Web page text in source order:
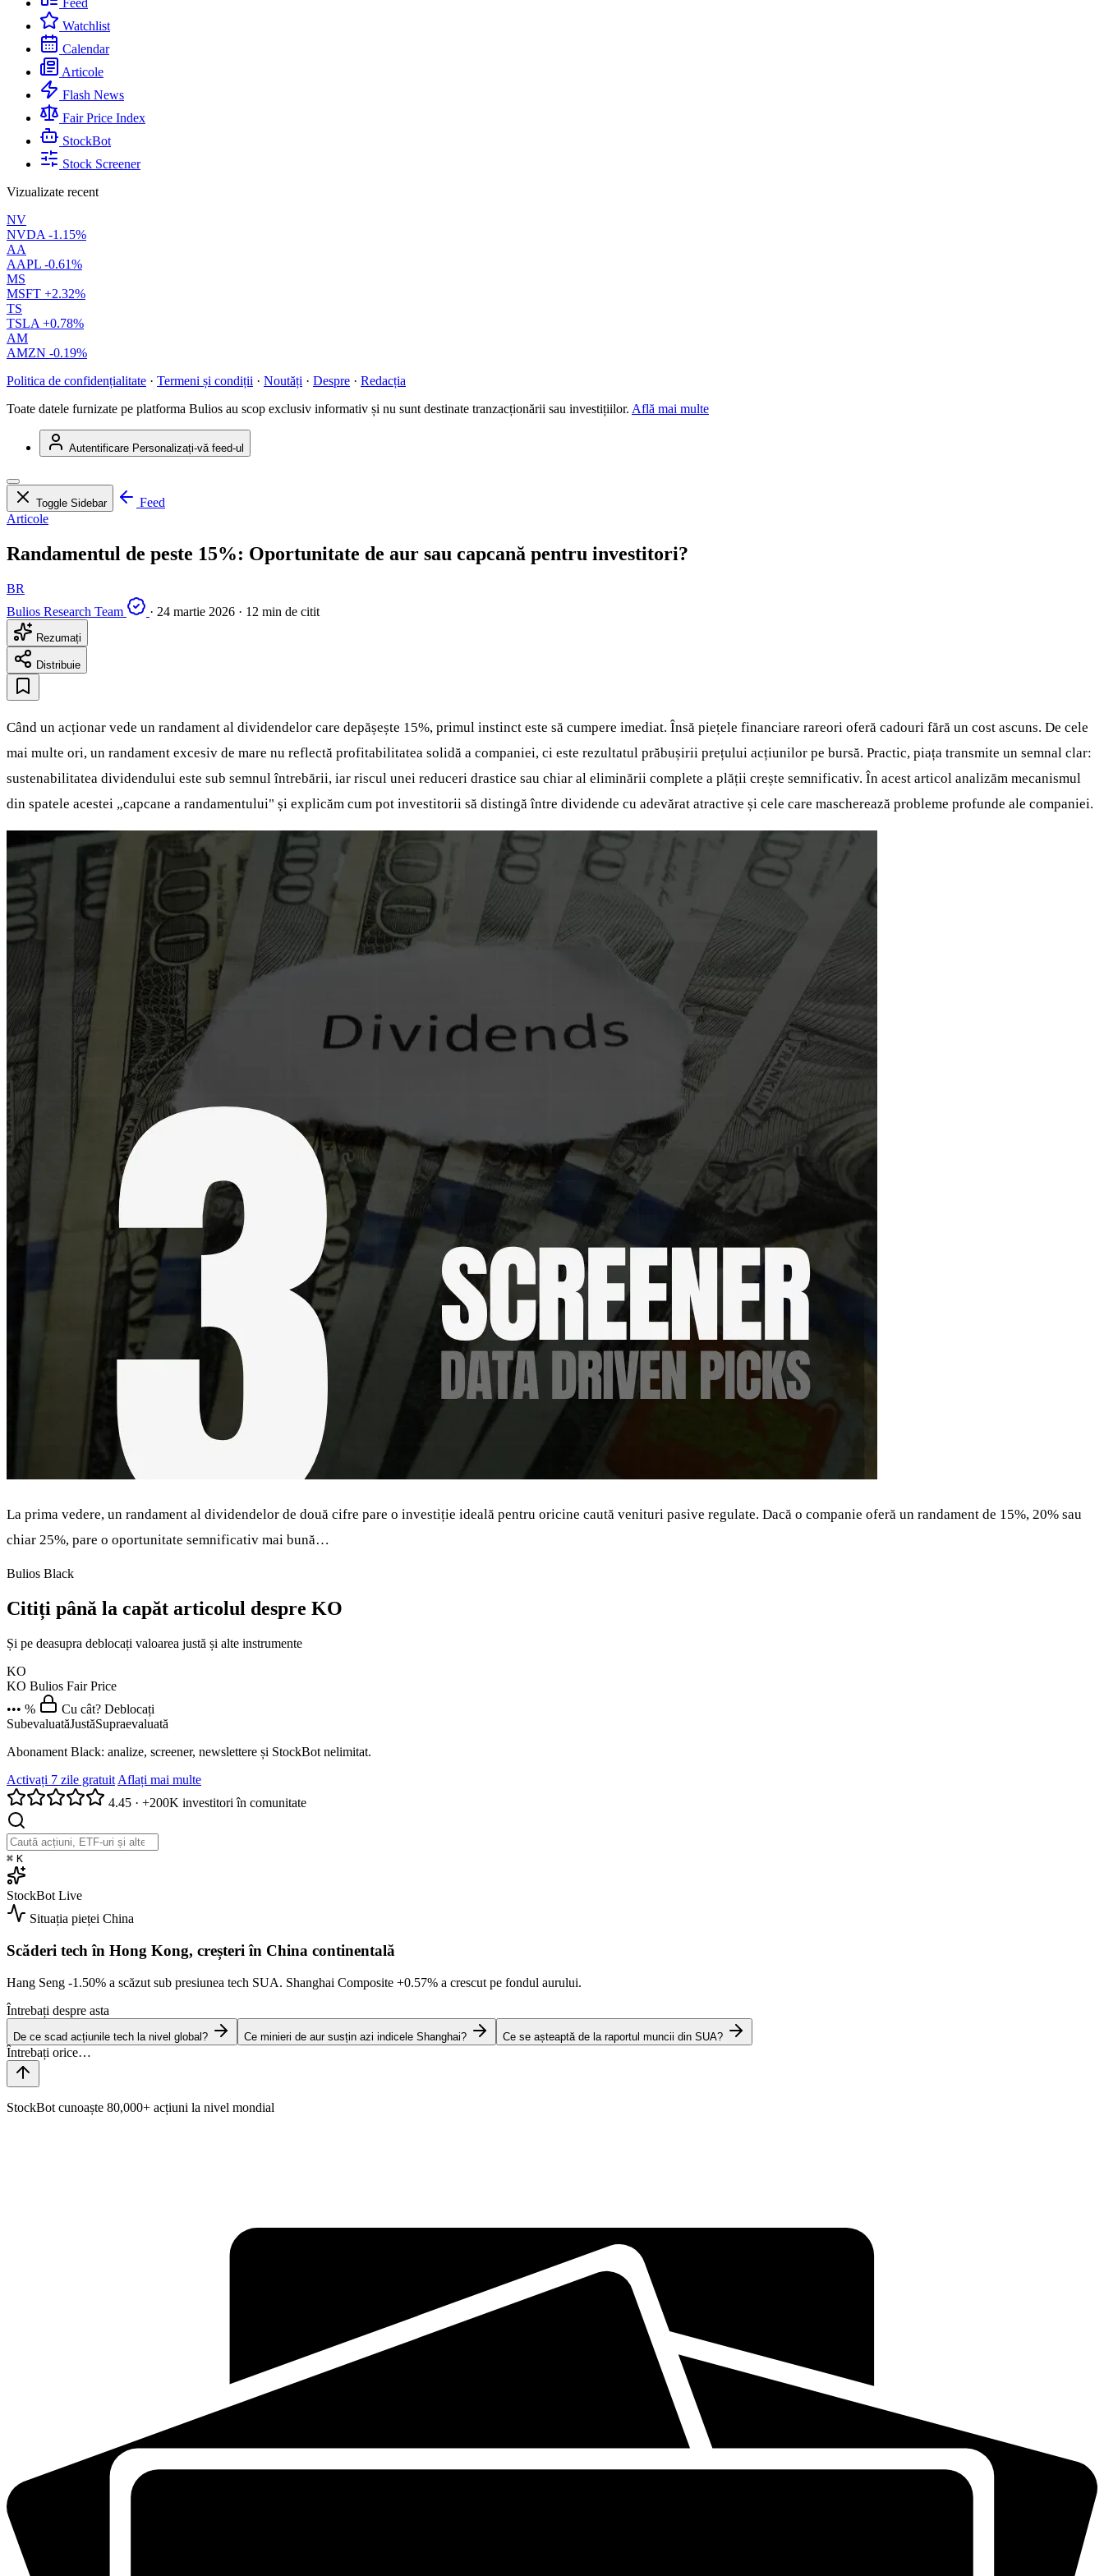
Feed
Watchlist
Calendar
Articole
Flash News
Fair Price Index
StockBot
Stock Screener
Vizualizate recent
NV
NVDA -1.15%
AA
AAPL -0.61%
MS
MSFT +2.32%
TS
TSLA +0.78%
AM
AMZN -0.19%
Politica de confidențialitate · Termeni și condiții · Noutăți · Despre · Redacția
Toate datele furnizate pe platforma Bulios au scop exclusiv informativ și nu sunt destinate tranzacționării sau investițiilor. Află mai multe
Autentificare Personalizați-vă feed-ul
Toggle Sidebar
Feed
Articole
Randamentul de peste 15%: Oportunitate de aur sau capcană pentru investitori?
BR
Bulios Research Team
· 24 martie 2026 · 12 min de citit
Rezumați
Distribuie
Când un acționar vede un randament al dividendelor care depășește 15%, primul instinct este să cumpere imediat. Însă piețele financiare rareori oferă cadouri fără un cost ascuns. De cele
mai multe ori, un randament excesiv de mare nu reflectă profitabilitatea solidă a companiei, ci este rezultatul prăbușirii prețului acțiunilor pe bursă. Practic, piața transmite un semnal clar:
sustenabilitatea dividendului este sub semnul întrebării, iar riscul unei reduceri drastice sau chiar al eliminării complete a plății crește semnificativ. În acest articol analizăm mecanismul
din spatele acestei „capcane a randamentului" și explicăm cum pot investitorii să distingă între dividende cu adevărat atractive și cele care mascherează probleme profunde ale companiei.
La prima vedere, un randament al dividendelor de două cifre pare o investiție ideală pentru oricine caută venituri pasive regulate. Dacă o companie oferă un randament de 15%, 20% sau
chiar 25%, pare o oportunitate semnificativ mai bună…
Bulios Black
Citiți până la capăt articolul despre KO
Și pe deasupra deblocați valoarea justă și alte instrumente
KO
KO Bulios Fair Price
••• %
Cu cât? Deblocați
SubevaluatăJustăSupraevaluată
Abonament Black: analize, screener, newslettere și StockBot nelimitat.
Activați 7 zile gratuit Aflați mai multe
4.45 · +200K investitori în comunitate
⌘ K
StockBot Live
Situația pieței China
Scăderi tech în Hong Kong, creșteri în China continentală
Hang Seng -1.50% a scăzut sub presiunea tech SUA. Shanghai Composite +0.57% a crescut pe fondul aurului.
Întrebați despre asta
De ce scad acțiunile tech la nivel global? Ce minieri de aur susțin azi indicele Shanghai? Ce se așteaptă de la raportul muncii din SUA?
StockBot cunoaște 80,000+ acțiuni la nivel mondial